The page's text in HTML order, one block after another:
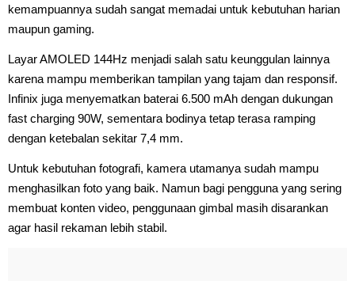
kemampuannya sudah sangat memadai untuk kebutuhan harian
maupun gaming.
Layar AMOLED 144Hz menjadi salah satu keunggulan lainnya
karena mampu memberikan tampilan yang tajam dan responsif.
Infinix juga menyematkan baterai 6.500 mAh dengan dukungan
fast charging 90W, sementara bodinya tetap terasa ramping
dengan ketebalan sekitar 7,4 mm.
Untuk kebutuhan fotografi, kamera utamanya sudah mampu
menghasilkan foto yang baik. Namun bagi pengguna yang sering
membuat konten video, penggunaan gimbal masih disarankan
agar hasil rekaman lebih stabil.